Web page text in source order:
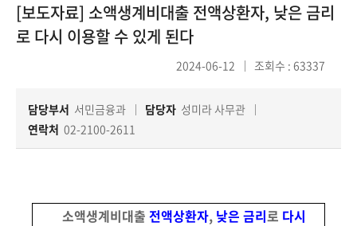
참
여
마
책
마
[보도자료] 소액생계비대출 전액상환자, 낮은 금리
로 다시 이용할 수 있게 된다
2024-06-12 조회수 : 63337
담당부서 서민금융과 담당자 성미라 사무관
연락처 02-2100-2611
소액생계비대출 전액상환자, 낮은 금리로 다시